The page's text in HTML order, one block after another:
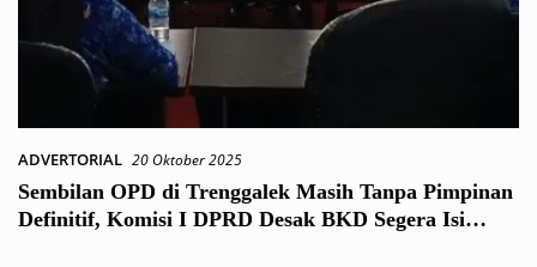
ADVERTORIAL 20 Oktober 2025
Sembilan OPD di Trenggalek Masih Tanpa Pimpinan
Definitif, Komisi I DPRD Desak BKD Segera Isi